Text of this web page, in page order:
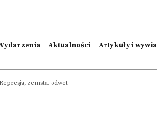
Aktualności Artykuły i
Represja, zemsta, odwet